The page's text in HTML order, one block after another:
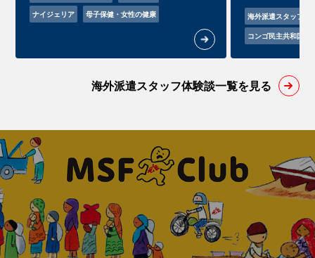
ナイジェリア
母子保健・女性の健康
海外派遣スタッフ体
コンゴ民主共和国
海外派遣スタッフ体験談一覧を見る